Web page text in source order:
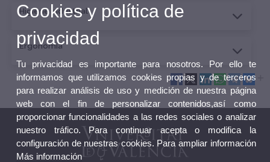
Higiene industrial
Ergonomía
Cookies y política de
privacidad
Tu privacidad es importante para nosotros. Por ello te
informamos que utilizamos cookies propias y de terceros
para realizar análisis de uso y medición de nuestra página
web con el fin de personalizar contenidos,así como
proporcionar funcionalidades a las redes sociales o analizar
nuestro tráfico. Para continuar acepta o modifica la
configuración de nuestras cookies. Para ampliar información
Más información